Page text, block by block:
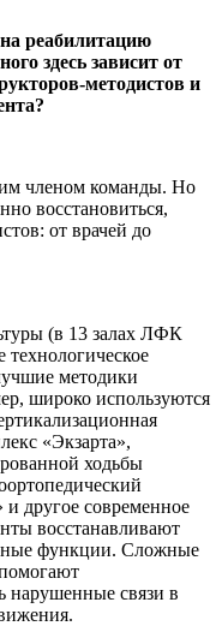
реабилитацию
здесь зависит от
методистов и
членом команды. Но
восстановиться,
от врачей до
(в 13 залах ЛФК
технологическое
методики
широко используются
«Экзарта»,
ходьбы
другое современное
восстанавливают
функции. Сложные
нарушенные связи в